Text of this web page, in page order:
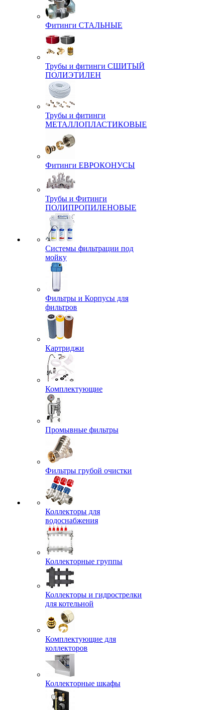
Фитинги СТАЛЬНЫЕ
Трубы и фитинги СШИТЫЙ
ПОЛИЭТИЛЕН
Трубы и фитинги
МЕТАЛЛОПЛАСТИКОВЫЕ
Фитинги ЕВРОКОНУСЫ
Трубы и Фитинги
ПОЛИПРОПИЛЕНОВЫЕ
Системы фильтрации под
мойку
Фильтры и Корпусы для
фильтров
Картриджи
Комплектующие
Промывные фильтры
Фильтры грубой очистки
Коллекторы для
водоснабжения
Коллекторные группы
Коллекторы и гидрострелки
для котельной
Комплектующие для
коллекторов
Коллекторные шкафы